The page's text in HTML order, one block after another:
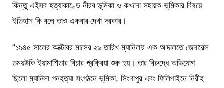
কিন্তু এইসব হত্যাকাণ্ডে নীরব ভূমিকা ও কখনো সহায়ক ভূমিকার বিষয়ে
ইতিহাস কি বলে তাও একবার দেখা দরকার।
“১৯৪৫ সালের অক্টোবর মাসের ২৯ তারিখ ম্যানিলার এক আদালতে জেনারেল
তময়উকি ইয়ামাশিতার বিচার প্রক্রিয়া শুরু হয়। তার বিরুদ্ধে অভিযোগ
ছিলো ম্যানিলা গনহত্যা সংগঠনে ভূমিকা, সিংগাপুর এবং ফিলিপাইনে নিরীহ